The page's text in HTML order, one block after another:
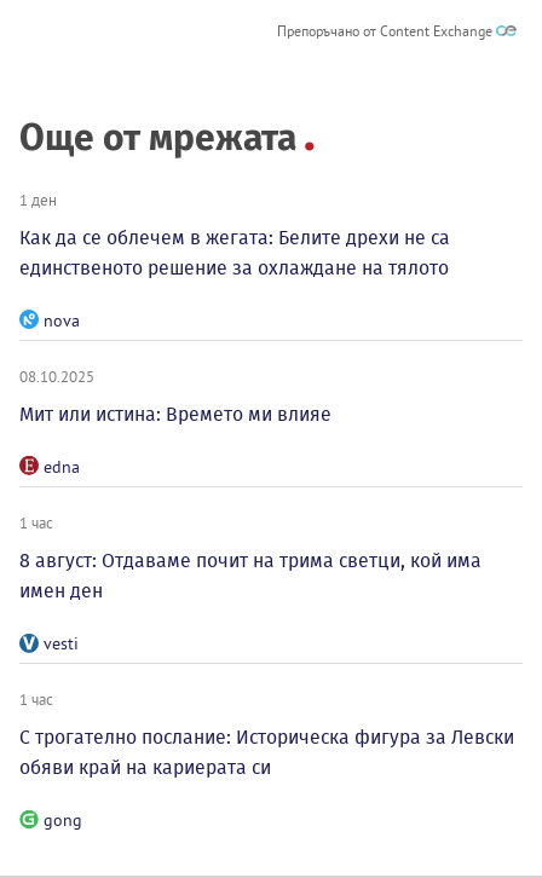
Препоръчано от Content Exchange
Още от мрежата
1 ден
Как да се облечем в жегата: Белите дрехи не са
единственото решение за охлаждане на тялото
nova
08.10.2025
Мит или истина: Времето ми влияе
edna
1 час
8 август: Отдаваме почит на трима светци, кой има
имен ден
vesti
1 час
С трогателно послание: Историческа фигура за Левски
обяви край на кариерата си
gong